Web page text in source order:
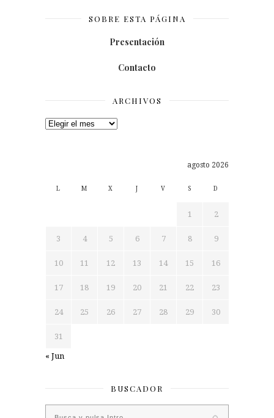
SOBRE ESTA PÁGINA
Presentación
Contacto
ARCHIVOS
Archivos
agosto 2026
L M X J V S D
1 2
3 4 5 6 7 8 9
10 11 12 13 14 15 16
17 18 19 20 21 22 23
24 25 26 27 28 29 30
31
« Jun
BUSCADOR